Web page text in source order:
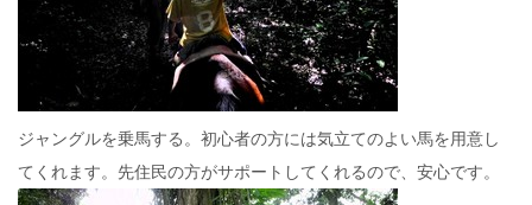
ジャングルを乗馬する。初心者の方には気立てのよい馬を用意し
てくれます。先住民の方がサポートしてくれるので、安心です。